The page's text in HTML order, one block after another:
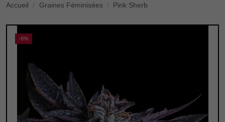
Accueil Graines Féminisées Pink Sherb
-6%